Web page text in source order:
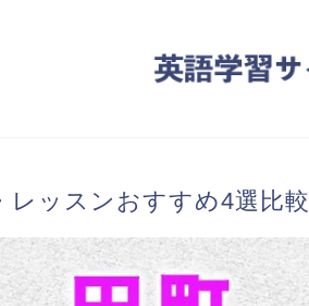
レッスンおすすめ4選比較